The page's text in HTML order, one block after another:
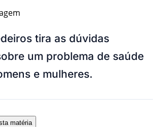
tira as dúvidas
um problema de saúde
e mulheres.
matéria